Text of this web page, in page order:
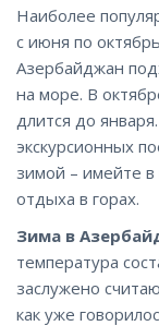
Наиболее
с июня по
Азербайджан
на море. В
длится до
экскурсионных
зимой – имейте
отдыха в горах.
Зима в
температура
заслужено
как уже